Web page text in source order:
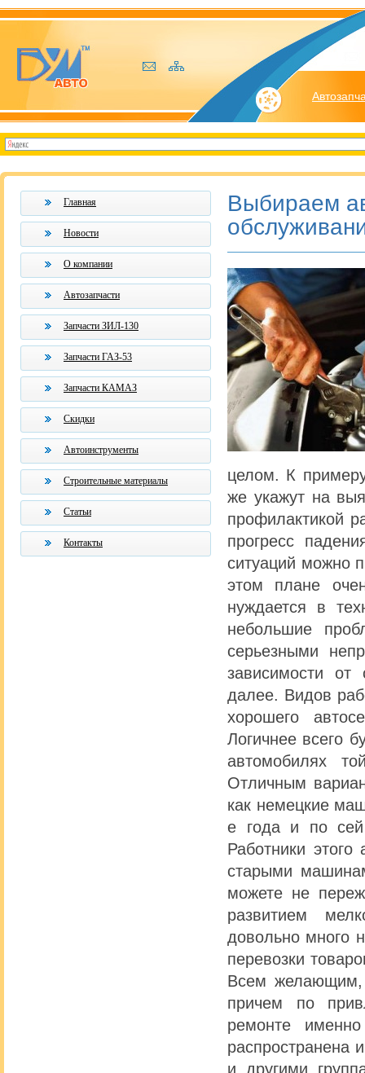
Главная
Новости
О компании
Автозапчасти
Запчасти ЗИЛ-130
Запчасти ГАЗ-53
Запчасти КАМАЗ
Скидки
Автоинструменты
Строительные материалы
Статьи
Контакты
Выбираем
целом. К
же укажут на
профилактикой
прогресс
ситуаций можно
этом плане
нуждается в
небольшие
серьезными
зависимости от
далее. Видов
хорошего
Логичнее всего
автомобилях
Отличным
как немецкие
е года и по сей
Работники этого
старыми
можете не
развитием
довольно много
перевозки
Всем желающим,
причем по
ремонте
распространена
и другими